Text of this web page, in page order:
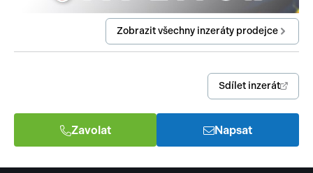
Zobrazit všechny inzeráty prodejce
Sdílet inzerát
Zavolat Napsat